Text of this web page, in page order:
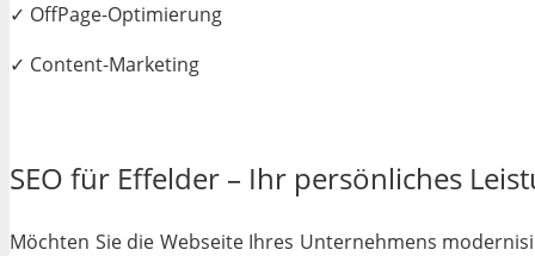
✓ OffPage-Optimierung
✓ Content-Marketing
SEO für Effelder – Ihr persönliches
Möchten Sie die Webseite Ihres Unternehmens